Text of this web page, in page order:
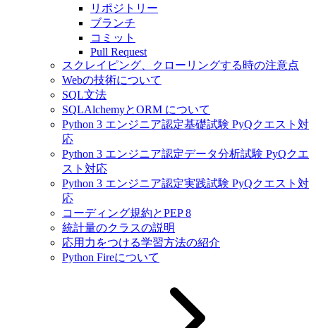
リポジトリー
ブランチ
コミット
Pull Request
スクレイピング、クローリングする時の注意点
Webの技術について
SQL文法
SQLAlchemyとORM について
Python 3 エンジニア認定基礎試験 PyQクエスト対
応
Python 3 エンジニア認定データ分析試験 PyQクエ
スト対応
Python 3 エンジニア認定実践試験 PyQクエスト対
応
コーディング規約とPEP 8
統計量のクラスの説明
応用力をつける学習方法の紹介
Python Fireについて